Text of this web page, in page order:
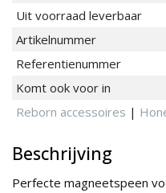
Uit voorraad leverbaar
Artikelnummer
Referentienummer
Komt ook voor in
Reborn accessoires |
Beschrijving
Perfecte magneetspeen